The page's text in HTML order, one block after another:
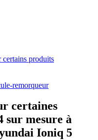
produits
remorqueur
certaines
sur mesure à
Ioniq 5